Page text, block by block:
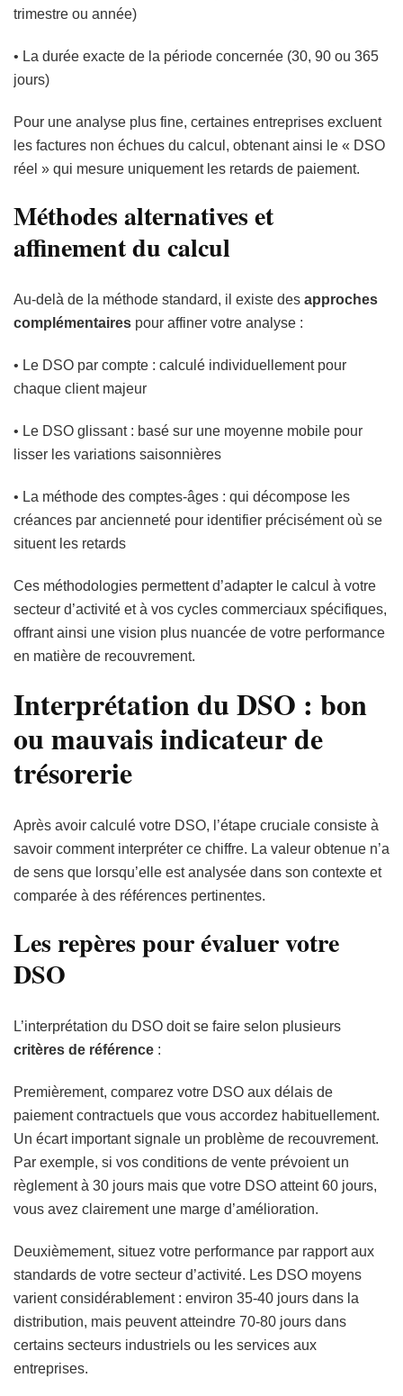
trimestre ou année)
• La durée exacte de la période concernée (30, 90 ou 365
jours)
Pour une analyse plus fine, certaines entreprises excluent
les factures non échues du calcul, obtenant ainsi le « DSO
réel » qui mesure uniquement les retards de paiement.
Méthodes alternatives et
affinement du calcul
Au-delà de la méthode standard, il existe des approches
complémentaires pour affiner votre analyse :
• Le DSO par compte : calculé individuellement pour
chaque client majeur
• Le DSO glissant : basé sur une moyenne mobile pour
lisser les variations saisonnières
• La méthode des comptes-âges : qui décompose les
créances par ancienneté pour identifier précisément où se
situent les retards
Ces méthodologies permettent d’adapter le calcul à votre
secteur d’activité et à vos cycles commerciaux spécifiques,
offrant ainsi une vision plus nuancée de votre performance
en matière de recouvrement.
Interprétation du DSO : bon
ou mauvais indicateur de
trésorerie
Après avoir calculé votre DSO, l’étape cruciale consiste à
savoir comment interpréter ce chiffre. La valeur obtenue n’a
de sens que lorsqu’elle est analysée dans son contexte et
comparée à des références pertinentes.
Les repères pour évaluer votre
DSO
L’interprétation du DSO doit se faire selon plusieurs
critères de référence :
Premièrement, comparez votre DSO aux délais de
paiement contractuels que vous accordez habituellement.
Un écart important signale un problème de recouvrement.
Par exemple, si vos conditions de vente prévoient un
règlement à 30 jours mais que votre DSO atteint 60 jours,
vous avez clairement une marge d’amélioration.
Deuxièmement, situez votre performance par rapport aux
standards de votre secteur d’activité. Les DSO moyens
varient considérablement : environ 35-40 jours dans la
distribution, mais peuvent atteindre 70-80 jours dans
certains secteurs industriels ou les services aux
entreprises.